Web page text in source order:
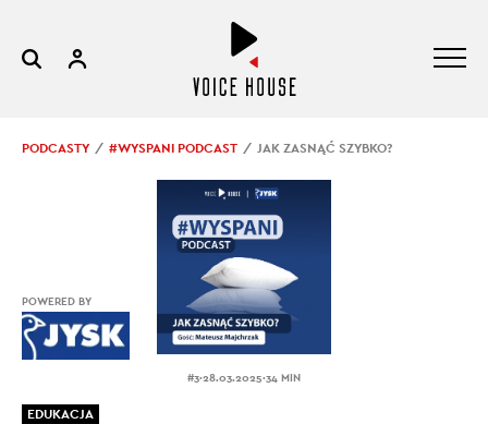
PODCASTY #WYSPANI PODCAST JAK ZASNĄĆ SZYBKO?
#3.28.03.2025.34 MIN
POWERED BY
EDUKACJA